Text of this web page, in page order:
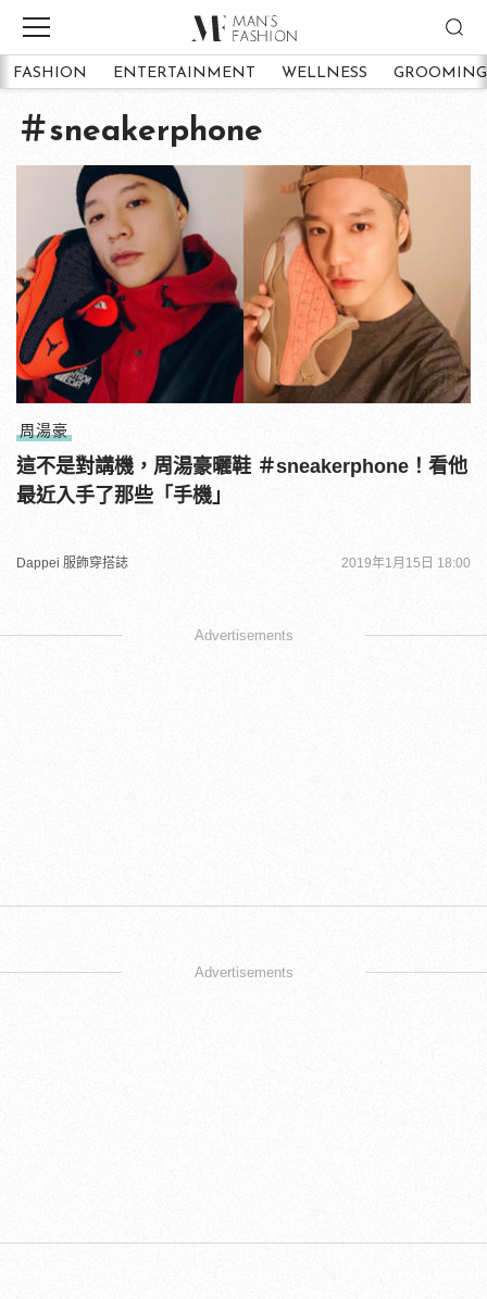
FASHION ENTERTAINMENT WELLNESS GROOMING
＃sneakerphone
周湯豪
這不是對講機，周湯豪曬鞋 ＃sneakerphone！看他
最近入手了那些「手機」
Dappei 服飾穿搭誌 2019年1月15日 18:00
Advertisements
Advertisements